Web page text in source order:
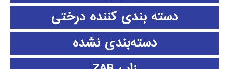
دسته بندی کننده درختی
دسته‌بندی نشده